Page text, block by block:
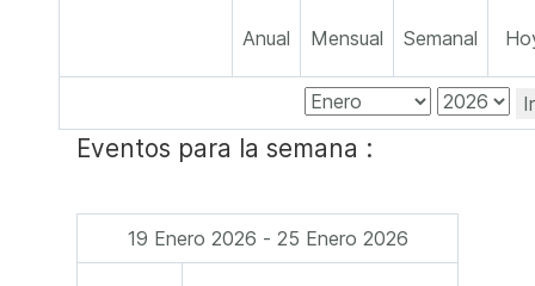
Anual Mensual Semanal
Eventos para la semana :
19 Enero 2026 - 25 Enero 2026